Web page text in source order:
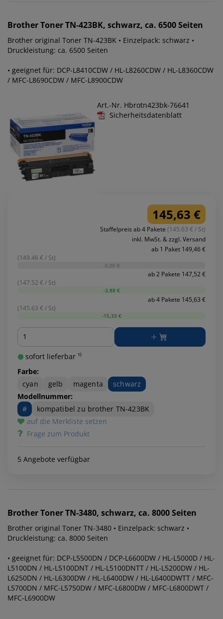
BrotherToner TN-423BK, schwarz, ca. 6500 Seiten
Brother original Toner TN-423BK • Einzelpack: schwarz •
Druckleistung: ca. 6500 Seiten
• geeignet für: DCP-L8410CDW / HL-L8260CDW / HL-L8360CDW
/ MFC-L8690CDW / MFC-L8900CDW
Art.-Nr. Hbrotn423bk-76641
Sicherheitsdatenblatt
145,63 €
Staffelpreis ab 4 Pakete (145.63 € / St)
inkl. MwSt. & zzgl. Versand
ab 1 Paket 149,46 €
(149.46 € / St)
-0,00 €
ab 2 Pakete 147,52 €
(147.52 € / St)
-3,88 €
ab 4 Pakete 145,63 €
(145.63 € / St)
-15,33 €
Menge
sofort lieferbar ¹⁾
Farbe:
cyan
gelb magenta
schwarz
Modellnummer:
#
kompatibel zu brother TN-423BK
auf die Merkliste setzen
Frage zum Produkt
5 Angebote verfügbar
BrotherToner TN-3480, schwarz, ca. 8000 Seiten
Brother original Toner TN-3480 • Einzelpack: schwarz •
Druckleistung: ca. 8000 Seiten
• geeignet für: DCP-L5500DN / DCP-L6600DW / HL-L5000D / HL-
L5100DN / HL-L5100DNT / HL-L5100DNTT / HL-L5200DW / HL-
L6250DN / HL-L6300DW / HL-L6400DW / HL-L6400DWTT / MFC-
L5700DN / MFC-L5750DW / MFC-L6800DW / MFC-L6800DWT /
MFC-L6900DW